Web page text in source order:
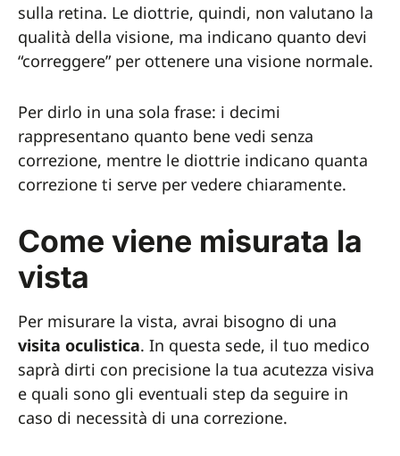
sulla retina. Le diottrie, quindi, non valutano la
qualità della visione, ma indicano quanto devi
“correggere” per ottenere una visione normale.
Per dirlo in una sola frase: i decimi
rappresentano quanto bene vedi senza
correzione, mentre le diottrie indicano quanta
correzione ti serve per vedere chiaramente.
Come viene misurata la
vista
Per misurare la vista, avrai bisogno di una
visita oculistica. In questa sede, il tuo medico
saprà dirti con precisione la tua acutezza visiva
e quali sono gli eventuali step da seguire in
caso di necessità di una correzione.